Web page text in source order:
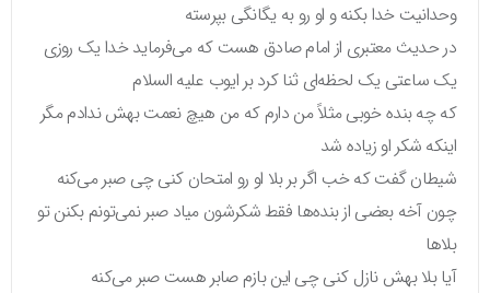
وحدانیت خدا بکنه و او رو به یگانگی بپرسته
در حدیث معتبری از امام صادق هست که می‌فرماید خدا یک روزی
یک ساعتی یک لحظه‌ای ثنا کرد بر ایوب علیه السلام
که چه بنده خوبی مثلاً من دارم که من هیچ نعمت بهش ندادم مگر
اینکه شکر او زیاده شد
شیطان گفت که خب اگر بر بلا او رو امتحان کنی چی صبر می‌کنه
چون آخه بعضی از بنده‌ها فقط شکرشون میاد صبر نمی‌تونم بکنن تو
بلاها
آیا بلا بهش نازل کنی چی این بازم صابر هست صبر می‌کنه